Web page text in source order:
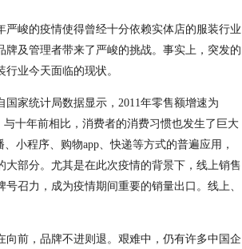
峻的疫情使得曾经十分依赖实体店的服装行业
及管理者带来了严峻的挑战。事实上，突发的
业今天面临的现状。
家统计局数据显示，2011年零售额增速为
十年前相比，消费者的消费习惯也发生了巨大
小程序、购物app、快递等方式的普遍应用，
部分。尤其是在此次疫情的背景下，线上销售
召力，成为疫情期间重要的销量出口。线上、
前，品牌不进则退。艰难中，仍有许多中国企